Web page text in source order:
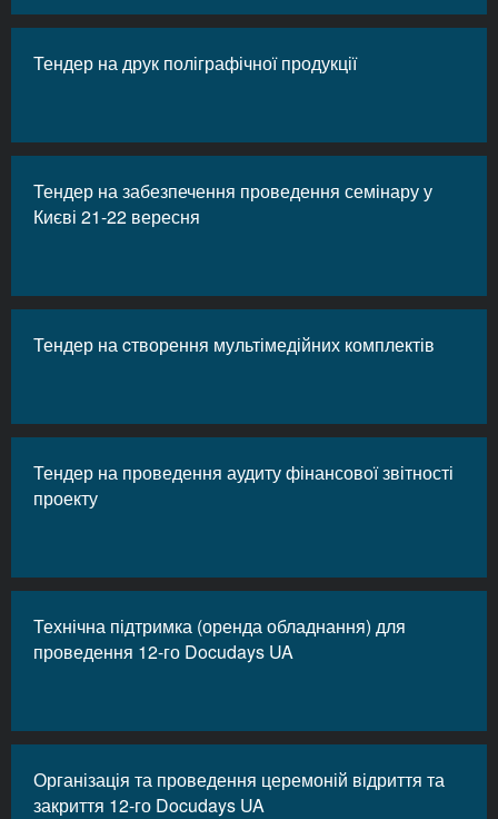
Тендер на друк поліграфічної продукції
Тендер на забезпечення проведення семінару у
Києві 21-22 вересня
Тендер на cтворення мультімедійних комплектів
Тендер на проведення аудиту фінансової звітності
проекту
Технічна підтримка (оренда обладнання) для
проведення 12-го Docudays UA
Організація та проведення церемоній відриття та
закриття 12-го Docudays UA